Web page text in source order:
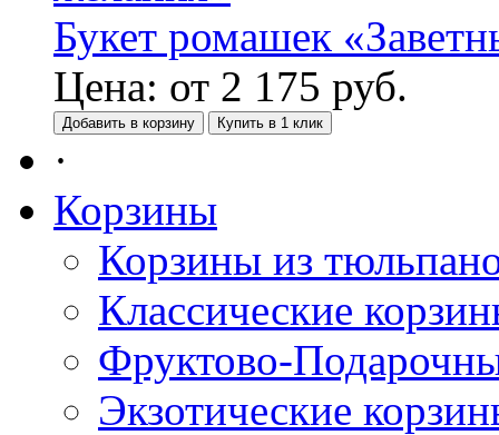
Букет ромашек
Цена: от 2 175 руб.
Добавить в корзину Купить в 1 клик
·
Корзины
Корзины из
Классические
Фруктово-
Экзотические